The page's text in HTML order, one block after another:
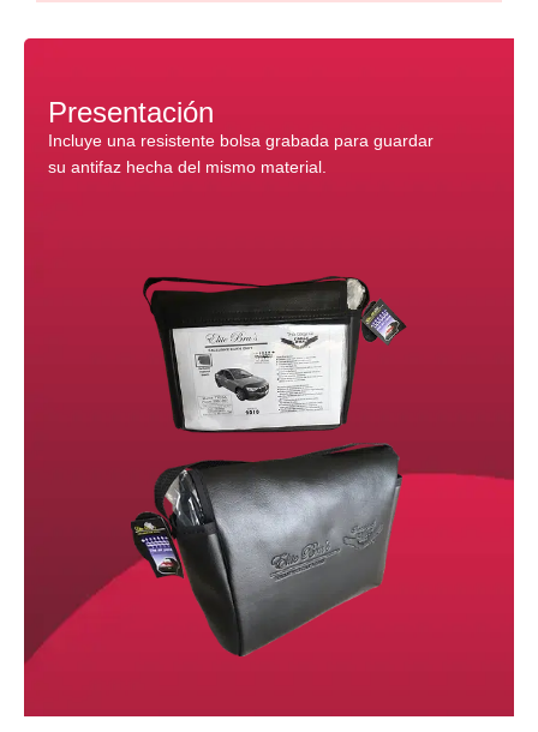
Presentación
Incluye una resistente bolsa grabada para guardar
su antifaz hecha del mismo material.